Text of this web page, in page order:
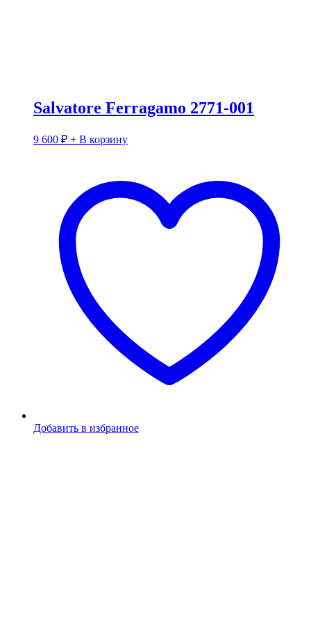
Salvatore Ferragamo 2771-001
9 600 ₽ + В корзину
Добавить в избранное